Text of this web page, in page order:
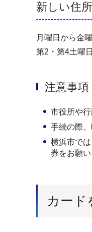
新しい住
月曜日から金
第2・第4土曜
注意事項
市役所や
手続の際
横浜市で
券をお願い
カード